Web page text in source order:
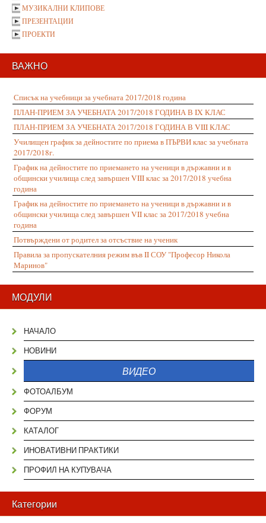
МУЗИКАЛНИ КЛИПОВЕ
ПРЕЗЕНТАЦИИ
ПРОЕКТИ
ВАЖНО
Списък на учебници за учебната 2017/2018 година
ПЛАН-ПРИЕМ ЗА УЧЕБНАТА 2017/2018 ГОДИНА В IX КЛАС
ПЛАН-ПРИЕМ ЗА УЧЕБНАТА 2017/2018 ГОДИНА В VIII КЛАС
Училищен график за дейностите по приема в ПЪРВИ клас за учебната
2017/2018г.
График на дейностите по приемането на ученици в държавни и в
общински училища след завършен VIII клас за 2017/2018 учебна
година
График на дейностите по приемането на ученици в държавни и в
общински училища след завършен VII клас за 2017/2018 учебна
година
Потвърждени от родител за отсъствие на ученик
Правила за пропускателния режим във II СОУ "Професор Никола
Маринов"
МОДУЛИ
НАЧАЛО
НОВИНИ
ВИДЕО
ФОТОАЛБУМ
ФОРУМ
КАТАЛОГ
ИНОВАТИВНИ ПРАКТИКИ
ПРОФИЛ НА КУПУВАЧА
Категории